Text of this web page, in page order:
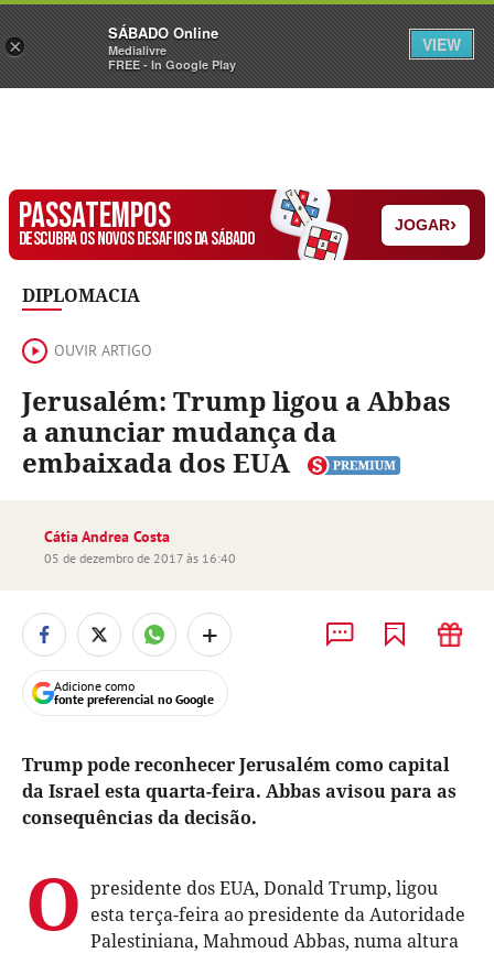
Sábado Assine Iniciar Sessão
PASSATEMPOS
DESCUBRA OS NOVOS DESAFIOS DA SÁBADO
JOGAR›
DIPLOMACIA
OUVIR ARTIGO
Jerusalém: Trump ligou a Abbas
a anunciar mudança da
embaixada dos EUA
Cátia Andrea Costa
05 de dezembro de 2017 às 16:40
+
Adicione como
fonte preferencial no Google
Trump pode reconhecer Jerusalém como capital
da Israel esta quarta-feira. Abbas avisou para as
consequências da decisão.
O presidente dos EUA, Donald Trump, ligou
esta terça-feira ao presidente da Autoridade
Palestiniana, Mahmoud Abbas, numa altura
×
SÁBADO Online
Medialivre
FREE - In Google Play
VIEW